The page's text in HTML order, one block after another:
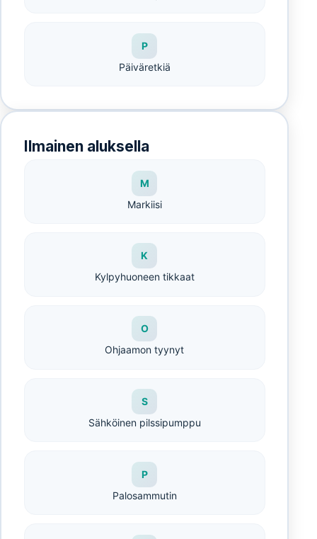
P
Päiväretkiä
Ilmainen aluksella
M
Markiisi
K
Kylpyhuoneen tikkaat
O
Ohjaamon tyynyt
S
Sähköinen pilssipumppu
P
Palosammutin